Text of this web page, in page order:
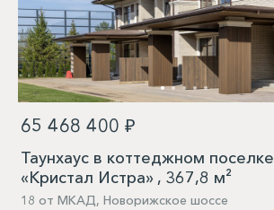
65 468 400 ₽
Таунхаус в коттеджном поселке
«Кристал Истра» , 367,8 м²
18 от МКАД, Новорижское шоссе